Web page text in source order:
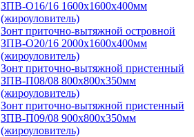
ЗПВ-О16/16 1600х1600х400мм
(жироуловитель)
Зонт приточно-вытяжной островной
ЗПВ-О20/16 2000х1600х400мм
(жироуловитель)
Зонт приточно-вытяжной пристенный
ЗПВ-П08/08 800х800х350мм
(жироуловитель)
Зонт приточно-вытяжной пристенный
ЗПВ-П09/08 900х800х350мм
(жироуловитель)